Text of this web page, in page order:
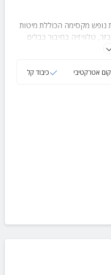
מקסימה הכוללת מיטות
טלוויזיה בחיבור כבלים
אטרקטיבי כיבוד קל